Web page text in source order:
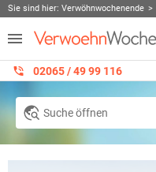
Sie sind hier: Verwöhnwochenende
02065 / 49 ‌99 116
Suche öffnen